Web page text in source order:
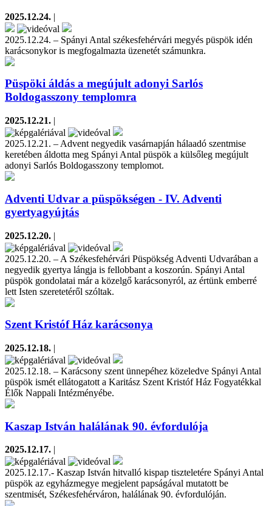
2025.12.24. |
2025.12.24. – Spányi Antal székesfehérvári megyés püspök idén
karácsonykor is megfogalmazta üzenetét számunkra.
Püspöki áldás a megújult adonyi Sarlós
Boldogasszony templomra
2025.12.21. |
2025.12.21. – Advent negyedik vasárnapján hálaadó szentmise
keretében áldotta meg Spányi Antal püspök a külsőleg megújult
adonyi Sarlós Boldogasszony templomot.
Adventi Udvar a püspökségen - IV. Adventi
gyertyagyújtás
2025.12.20. |
2025.12.20. – A Székesfehérvári Püspökség Adventi Udvarában a
negyedik gyertya lángja is fellobbant a koszorún. Spányi Antal
püspök gondolatai már a közelgő karácsonyról, az értünk emberré
lett Isten szeretetéről szóltak.
Szent Kristóf Ház karácsonya
2025.12.18. |
2025.12.18. – Karácsony szent ünnepéhez közeledve Spányi Antal
püspök ismét ellátogatott a Karitász Szent Kristóf Ház Fogyatékkal
Élők Nappali Intézményébe.
Kaszap István halálának 90. évfordulója
2025.12.17. |
2025.12.17.- Kaszap István hitvalló kispap tiszteletére Spányi Antal
püspök az egyházmegye megjelent papságával mutatott be
szentmisét, Székesfehérváron, halálának 90. évfordulóján.